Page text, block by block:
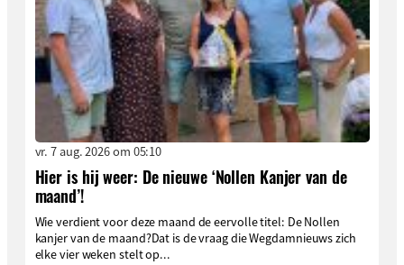
vr. 7 aug. 2026 om 05:10
Hier is hij weer: De nieuwe ‘Nollen Kanjer van de
maand’!
Wie verdient voor deze maand de eervolle titel: De Nollen
kanjer van de maand?Dat is de vraag die Wegdamnieuws zich
elke vier weken stelt op...